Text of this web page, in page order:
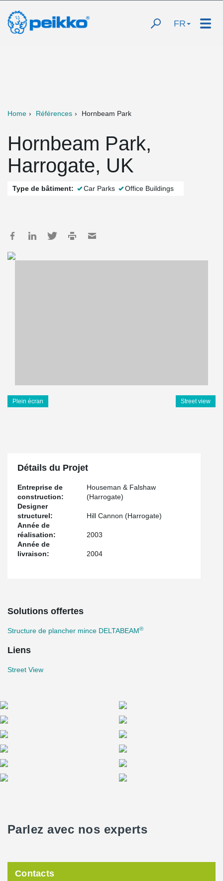
FR
Home Références Hornbeam Park
Hornbeam Park,
Harrogate, UK
Type de bâtiment: Car Parks Office Buildings
Plein écran Street view
Détails du Projet
Entreprise de
construction:
Houseman & Falshaw
(Harrogate)
Designer
structurel:
Hill Cannon (Harrogate)
Année de
réalisation:
2003
Année de
livraison:
2004
Solutions offertes
Structure de plancher mince DELTABEAM®
Liens
Street View
Parlez avec nos experts
Contacts